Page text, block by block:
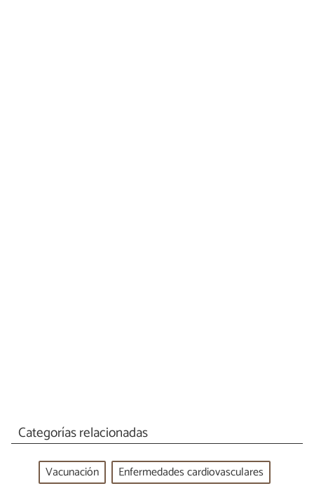
Categorías relacionadas
Vacunación
Enfermedades cardiovasculares